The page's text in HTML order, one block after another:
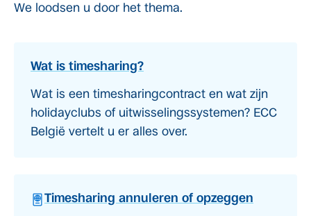
We loodsen u door het thema.
Wat is timesharing?
Wat is een timesharingcontract en wat zijn
holidayclubs of uitwisselingssystemen? ECC
België vertelt u er alles over.
Timesharing annuleren of opzeggen